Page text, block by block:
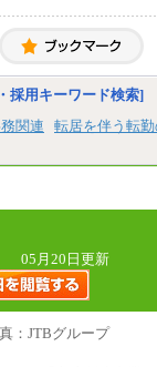
/月給256,000円～
給240,000円～270,000
専卒/月給216,000円～
員※
/月給234,000円～
給219,000円～246,000
専卒/月給197,000円～
員、特定職員の給与
通
円～390,100円（勤務地
やスキルを考慮し、選
採用キーワード検索]
関連 転居を伴う転
05月20日更新